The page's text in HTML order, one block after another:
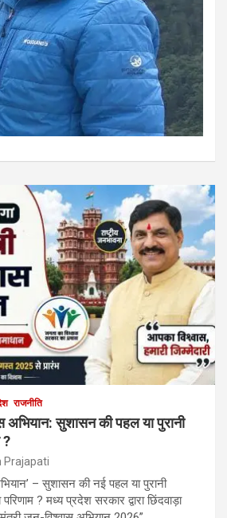
राजनीति
अभियान: सुशासन की पहल या पुरानी
?
Prajapati
– सुशासन की नई पहल या पुरानी
? मध्य प्रदेश सरकार द्वारा छिंदवाड़ा